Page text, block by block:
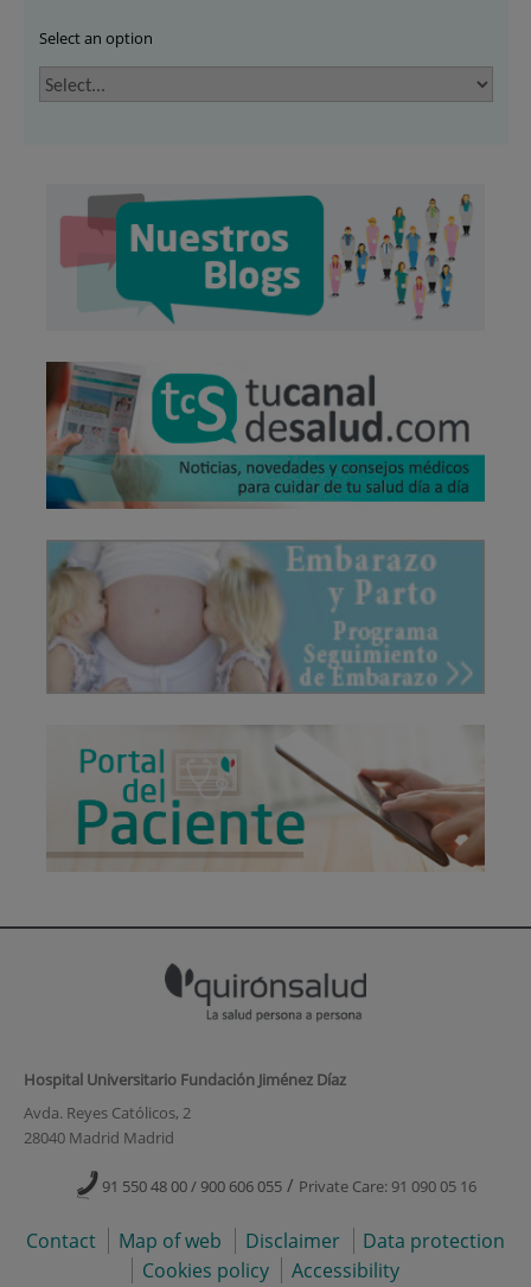
Select an option
Hospital Universitario Fundación Jiménez Díaz
Avda. Reyes Católicos, 2
28040 Madrid Madrid
91 550 48 00 / 900 606 055 / Private Care: 91 090 05 16
Contact Map of web Disclaimer
Data protection
Cookies policy
Accessibility